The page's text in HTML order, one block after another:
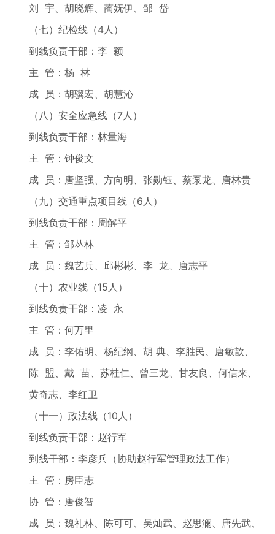
刘 宇、胡晓辉、蔺妩伊、邹 岱
（七）纪检线（4人）
到线负责干部：李 颖
主 管：杨 林
成 员：胡骥宏、胡慧沁
（八）安全应急线（7人）
到线负责干部：林量海
主 管：钟俊文
成 员：唐坚强、方向明、张勋钰、蔡泵龙、唐林贵
（九）交通重点项目线（6人）
到线负责干部：周解平
主 管：邹丛林
成 员：魏艺兵、邱彬彬、李 龙、唐志平
（十）农业线（15人）
到线负责干部：凌 永
主 管：何万里
成 员：李佑明、杨纪纲、胡 典、李胜民、唐敏歆、
陈 盟、戴 苗、苏桂仁、曾三龙、甘友良、何信来、
黄奇志、李红卫
（十一）政法线（10人）
到线负责干部：赵行军
到线干部：李彦兵（协助赵行军管理政法工作）
主 管：房臣志
协 管：唐俊智
成 员：魏礼林、陈可可、吴灿武、赵思澜、唐先武、